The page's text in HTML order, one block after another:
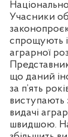
Учасники
спрощують
аграрної
що даний
за п’ять
виступають
видачі
швидшою.